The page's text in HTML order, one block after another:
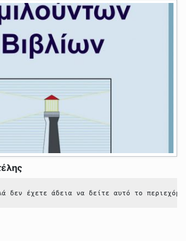
δεν έχετε άδεια να δείτε αυτό το